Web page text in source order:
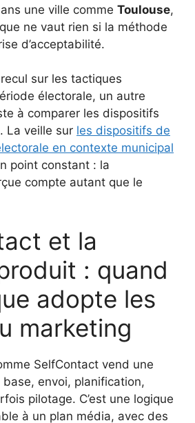
une ville comme Toulouse,
ne vaut rien si la méthode
d’acceptabilité.
sur les tactiques
électorale, un autre
à comparer les dispositifs
La veille sur les dispositifs de
en contexte municipal
point constant : la
compte autant que le
et la
: quand
adopte les
marketing
SelfContact vend une
envoi, planification,
pilotage. C’est une logique
à un plan média, avec des